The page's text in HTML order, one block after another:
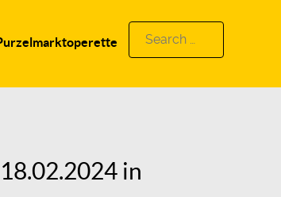
Search
for:
in